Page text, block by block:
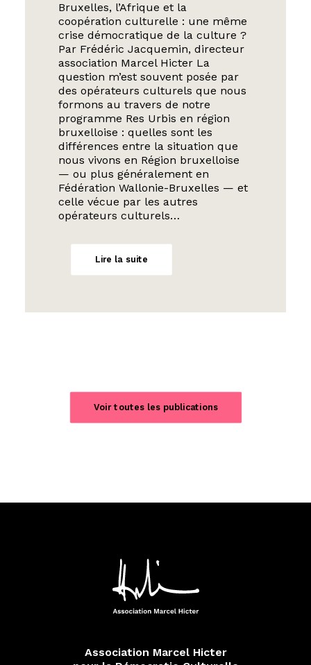
Bruxelles, l’Afrique et la
coopération culturelle : une même
crise démocratique de la culture ?
Par Frédéric Jacquemin, directeur
association Marcel Hicter La
question m’est souvent posée par
des opérateurs culturels que nous
formons au travers de notre
programme Res Urbis en région
bruxelloise : quelles sont les
différences entre la situation que
nous vivons en Région bruxelloise
— ou plus généralement en
Fédération Wallonie-Bruxelles — et
celle vécue par les autres
opérateurs culturels…
Lire la suite
Voir toutes les publications
Association Marcel Hicter